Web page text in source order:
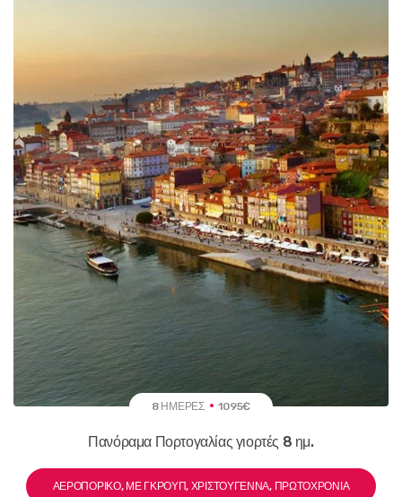
8 ΗΜΈΡΕΣ 1095€
Πανόραμα Πορτογαλίας γιορτές 8 ημ.
ΑΕΡΟΠΟΡΙΚΌ, ΜΕ ΓΚΡΟΥΠ, ΧΡΙΣΤΟΎΓΕΝΝΑ, ΠΡΩΤΟΧΡΟΝΙΆ